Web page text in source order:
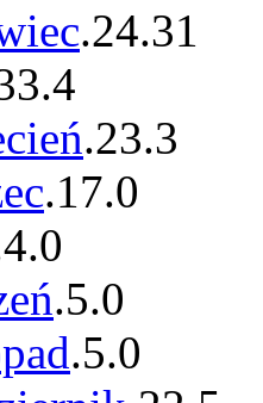
.24.31
.4
.23.3
.17.0
4.0
.5.0
.5.0